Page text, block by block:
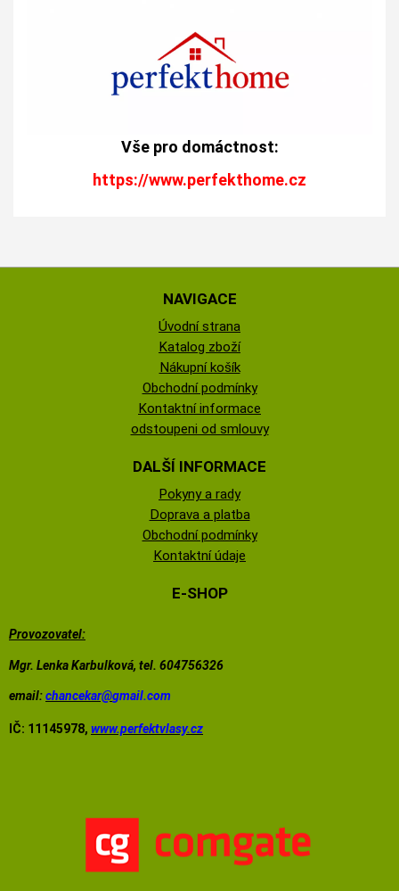
Vše pro domáctnost:
https://www.perfekthome.cz
NAVIGACE
Úvodní strana
Katalog zboží
Nákupní košík
Obchodní podmínky
Kontaktní informace
odstoupeni od smlouvy
DALŠÍ INFORMACE
Pokyny a rady
Doprava a platba
Obchodní podmínky
Kontaktní údaje
E-SHOP
Provozovatel:
Mgr. Lenka Karbulková, tel. 604756326
email:chancekar@gmail.com
IČ: 11145978, www.perfektvlasy.cz